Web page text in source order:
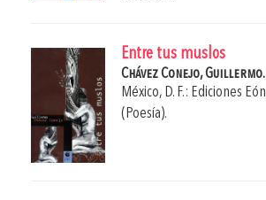
Entre tus muslos
Chávez Conejo, Guillermo.
México, D. F.: Ediciones Eón
(Poesía).